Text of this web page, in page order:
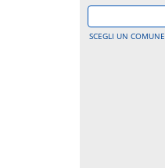
SCEGLI UN COMUNE